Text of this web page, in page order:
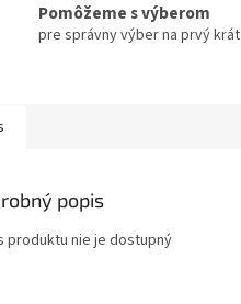
Pomôžeme s výberom
pre správny výber na prvý krát
popis
produktu nie je dostupný